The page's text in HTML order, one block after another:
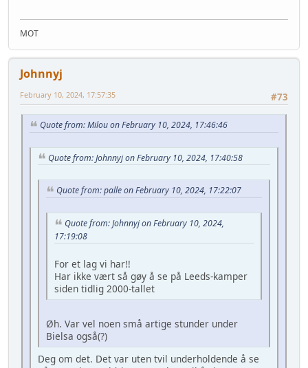
MOT
Johnnyj
#73
February 10, 2024, 17:57:35
Quote from: Milou on February 10, 2024, 17:46:46
Quote from: Johnnyj on February 10, 2024, 17:40:58
Quote from: palle on February 10, 2024, 17:22:07
Quote from: Johnnyj on February 10, 2024,
17:19:08
For et lag vi har!!
Har ikke vært så gøy å se på Leeds-kamper
siden tidlig 2000-tallet
Øh. Var vel noen små artige stunder under
Bielsa også(?)
Deg om det. Det var uten tvil underholdende å se